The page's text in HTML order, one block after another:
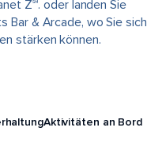
Z℠. oder landen Sie
Bar & Arcade, wo Sie sich
stärken können.
Aktivitäten an Bord